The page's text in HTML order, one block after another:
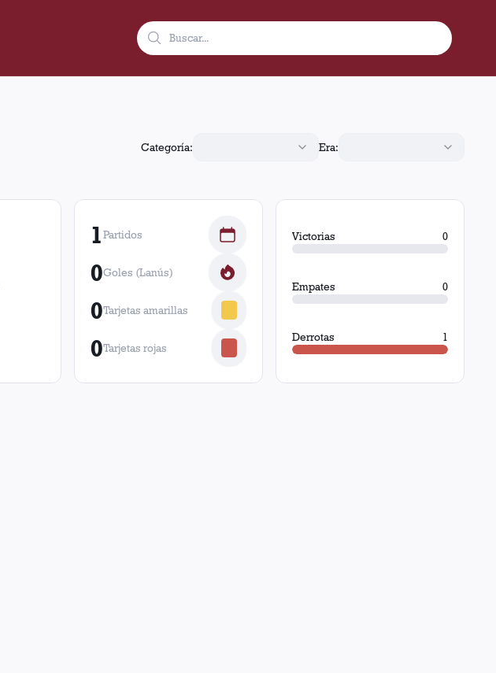
Categoría: Era:
1Partidos
0Goles (Lanús)
0Tarjetas amarillas
0Tarjetas rojas
Victorias 0
Empates 0
Derrotas 1